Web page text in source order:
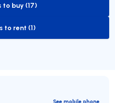
to-buy-listing
to buy (17)
to-rent-listing
to rent (1)
See mobile phone